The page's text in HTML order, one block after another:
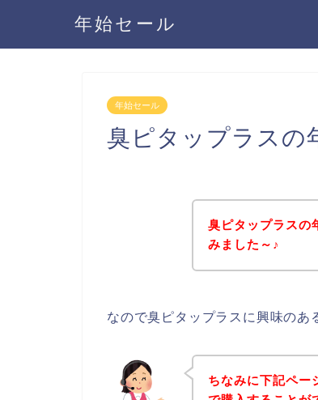
年始セール
年始セール
臭ピタップラスの
臭ピタップラスの
みました～♪
なので臭ピタップラスに興味のあ
ちなみに下記ペー